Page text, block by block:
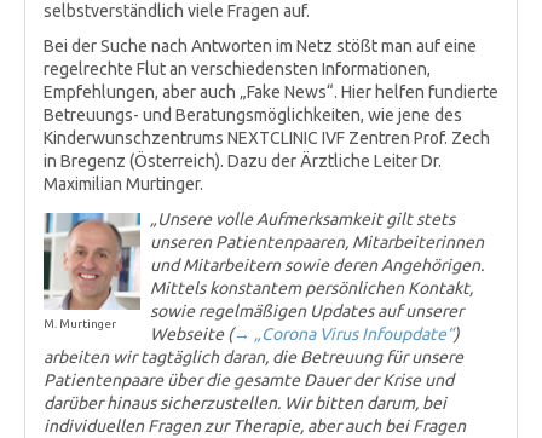
selbstverständlich viele Fragen auf.
Bei der Suche nach Antworten im Netz stößt man auf eine
regelrechte Flut an verschiedensten Informationen,
Empfehlungen, aber auch „Fake News“. Hier helfen fundierte
Betreuungs- und Beratungsmöglichkeiten, wie jene des
Kinderwunschzentrums NEXTCLINIC IVF Zentren Prof. Zech
in Bregenz (Österreich). Dazu der Ärztliche Leiter Dr.
Maximilian Murtinger.
M. Murtinger
„Unsere volle Aufmerksamkeit gilt stets
unseren Patientenpaaren, Mitarbeiterinnen
und Mitarbeitern sowie deren Angehörigen.
Mittels konstantem persönlichen Kontakt,
sowie regelmäßigen Updates auf unserer
Webseite (→ „Corona Virus Infoupdate“)
arbeiten wir tagtäglich daran, die Betreuung für unsere
Patientenpaare über die gesamte Dauer der Krise und
darüber hinaus sicherzustellen. Wir bitten darum, bei
individuellen Fragen zur Therapie, aber auch bei Fragen